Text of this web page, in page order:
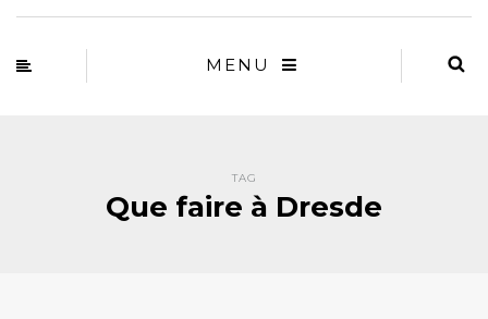
MENU
TAG
Que faire à Dresde